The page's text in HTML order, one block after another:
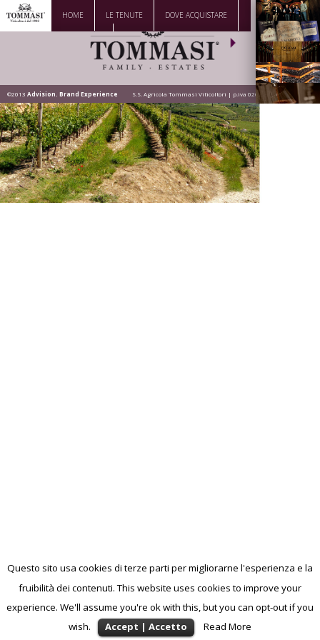
Questo sito usa cookies di terze parti per migliorarne l'esperienza e la
fruibilità dei contenuti. This website uses cookies to improve your
experience. We'll assume you're ok with this, but you can opt-out if you
wish.
Accept | Accetto Read More
HOME LE TENUTE DOVE ACQUISTARE
DOWNLOAD CONTATTI
La Famiglia
Vini
Visita la
Cantina
Dove siamo
News |
Eventi
©2013 Advision. Brand Experience S.S. Agricola Tommasi Viticoltori | p.iva 02628200236